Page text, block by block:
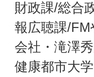
財政課/総合
報広聴課/
会社・滝澤
健康都市大